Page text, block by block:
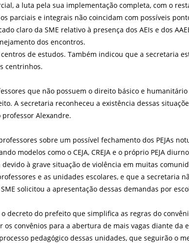
a luta pela sua implementação completa, com o
parciais e integrais não coincidam com possíveis
claro da SME relativo à presença dos AEIs e dos
dos encontros.
de estudos. Também indicou que a secretaria
centrinhos.
que não possuem o direito básico e
A secretaria reconheceu a existência dessas
Alexandre.
sobre um possível fechamento dos PEJAs
modelos como o CEJA, CREJA e o próprio PEJA
à grave situação de violência em muitas
e as unidades escolares, e que a secretaria
solicitou a apresentação dessas demandas por
o decreto do prefeito que simplifica as regras do
convênios para a abertura de mais vagas diante da
pedagógico dessas unidades, que seguirão o